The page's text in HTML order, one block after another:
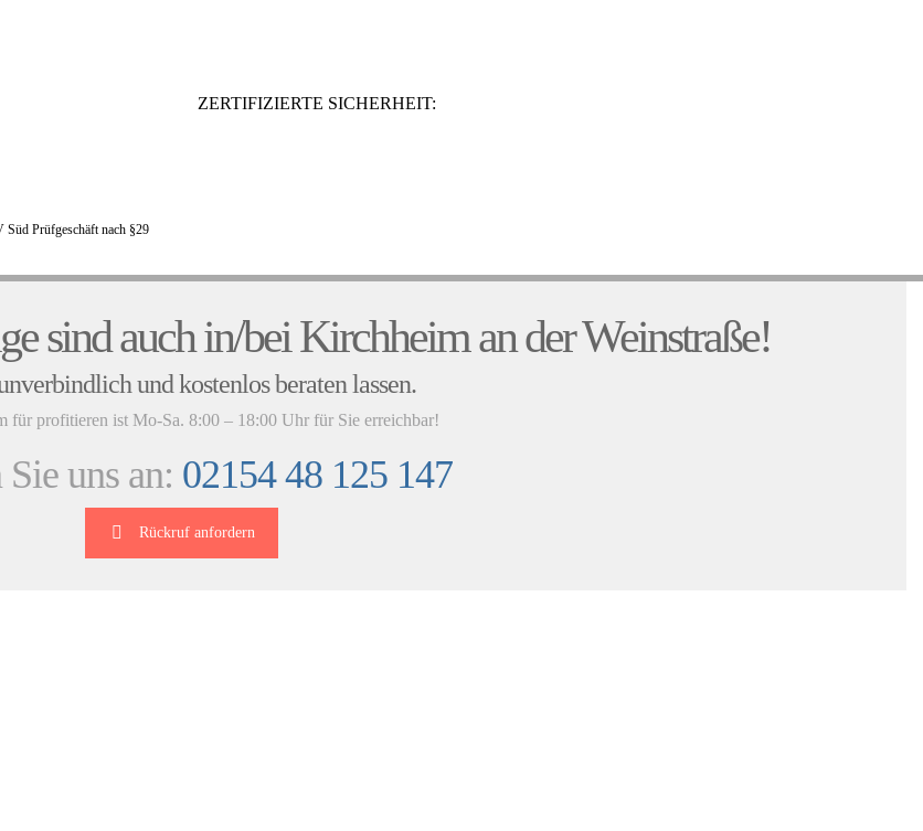
ZERTIFIZIERTE SICHERHEIT:
Süd Prüfgeschäft nach §29
KUNDENSTIMMEN:
sind auch in/bei Kirchheim an der Weinstraße!
und kostenlos beraten lassen.
für profitieren ist Mo-Sa. 8:00 – 18:00 Uhr für Sie erreichbar!
uns an: 02154 48 125 147
Rückruf anfordern